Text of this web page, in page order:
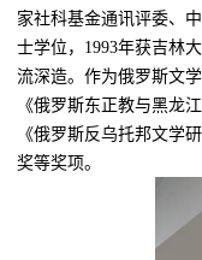
家社科基金通讯评委、
士学位， 1993年获吉林
流深造。作为俄罗斯文
《俄罗斯东正教与黑龙
《俄罗斯反乌托邦文学
奖等奖项。